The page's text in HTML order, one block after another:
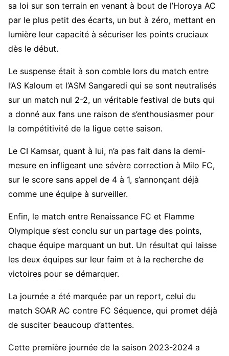
sa loi sur son terrain en venant à bout de l’Horoya AC
par le plus petit des écarts, un but à zéro, mettant en
lumière leur capacité à sécuriser les points cruciaux
dès le début.
Le suspense était à son comble lors du match entre
l’AS Kaloum et l’ASM Sangaredi qui se sont neutralisés
sur un match nul 2-2, un véritable festival de buts qui
a donné aux fans une raison de s’enthousiasmer pour
la compétitivité de la ligue cette saison.
Le CI Kamsar, quant à lui, n’a pas fait dans la demi-
mesure en infligeant une sévère correction à Milo FC,
sur le score sans appel de 4 à 1, s’annonçant déjà
comme une équipe à surveiller.
Enfin, le match entre Renaissance FC et Flamme
Olympique s’est conclu sur un partage des points,
chaque équipe marquant un but. Un résultat qui laisse
les deux équipes sur leur faim et à la recherche de
victoires pour se démarquer.
La journée a été marquée par un report, celui du
match SOAR AC contre FC Séquence, qui promet déjà
de susciter beaucoup d’attentes.
Cette première journée de la saison 2023-2024 a